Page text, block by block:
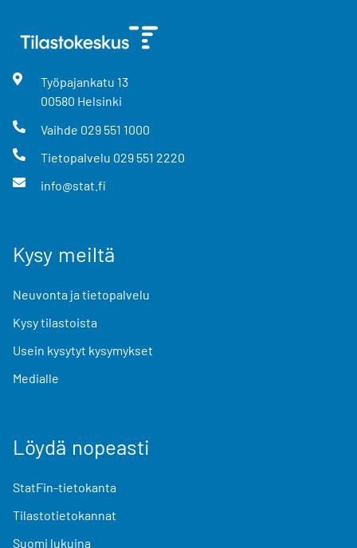
Työpajankatu 13
00580 Helsinki
Vaihde 029 551 1000
Tietopalvelu 029 551 2220
info@stat.fi
Kysy meiltä
Neuvonta ja tietopalvelu
Kysy tilastoista
Usein kysytyt kysymykset
Medialle
Löydä nopeasti
StatFin-tietokanta
Tilastotietokannat
Suomi lukuina